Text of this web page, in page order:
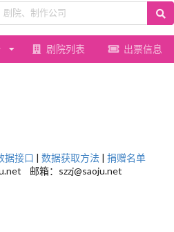
剧院列表 出票信息
据接口 | 数据获取方法 | 捐赠名单
邮箱：szzj@saoju.net